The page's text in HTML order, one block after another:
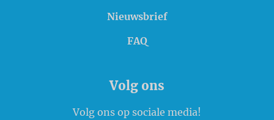
Nieuwsbrief
FAQ
Volg ons
Volg ons op sociale media!